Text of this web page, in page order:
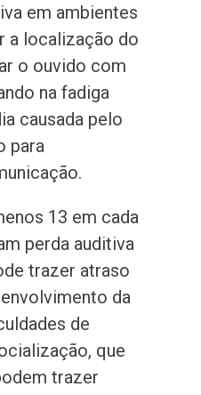
em ambientes
a localização do
o ouvido com
na fadiga
causada pelo
para
13 em cada
perda auditiva
trazer atraso
da
de
que
trazer